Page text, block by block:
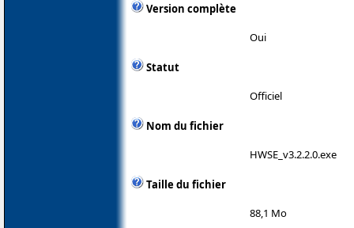
Version complète
Oui
Statut
Officiel
Nom du fichier
HWSE_v3.2.2.0.exe
Taille du fichier
88,1 Mo